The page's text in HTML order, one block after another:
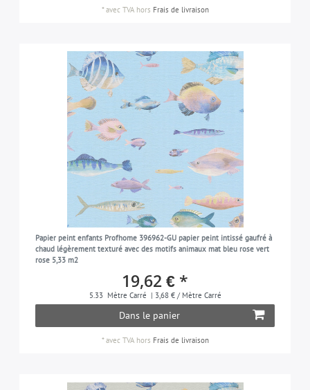
*avec TVAhors Frais de livraison
Papier peint enfants Profhome 396962-GU papier peint intissé gaufré à
chaud légèrement texturé avec des motifs animaux mat bleu rose vert
rose 5,33 m2
19,62 € *
5.33 Mètre Carré | 3,68 € / Mètre Carré
Dans le panier
*avec TVAhors Frais de livraison